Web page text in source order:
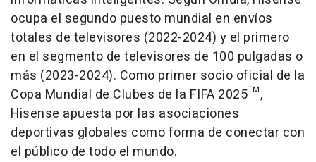
ocupa el segundo puesto mundial en envíos
totales de televisores (2022-2024) y el primero
en el segmento de televisores de 100 pulgadas o
más (2023-2024). Como primer socio oficial de la
Copa Mundial de Clubes de la FIFA 2025™,
Hisense apuesta por las asociaciones
deportivas globales como forma de conectar con
el público de todo el mundo.